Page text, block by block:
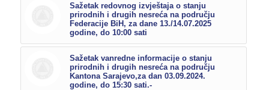
Sažetak redovnog izvještaja o stanju
prirodnih i drugih nesreća na području
Federacije BiH, za dane 13./14.07.2025
godine, do 10:00 sati
Sažetak vanredne informacije o stanju
prirodnih i drugih nesreća na području
Kantona Sarajevo,za dan 03.09.2024.
godine, do 15:30 sati.-